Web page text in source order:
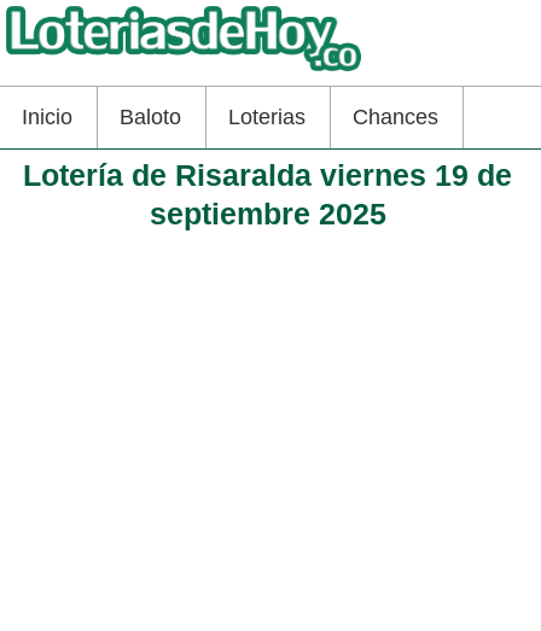
Inicio Baloto Loterias Chances
Lotería de Risaralda viernes 19 de
septiembre 2025